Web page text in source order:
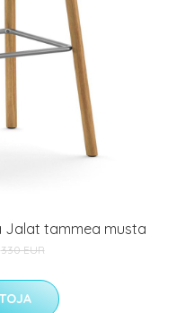
Jalat tammea musta
330 EUR